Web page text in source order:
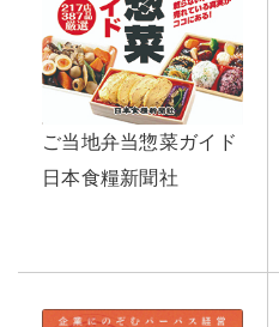
ご当地弁当惣菜ガイド
日本食糧新聞社